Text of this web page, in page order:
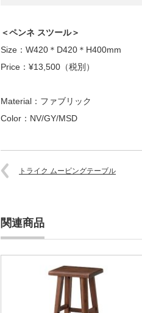
＜ペンネ スツール＞
Size：W420＊D420＊H400mm
Price：¥13,500（税別）
Material：ファブリック
Color：NV/GY/MSD
トライク ムービングテーブル
関連商品